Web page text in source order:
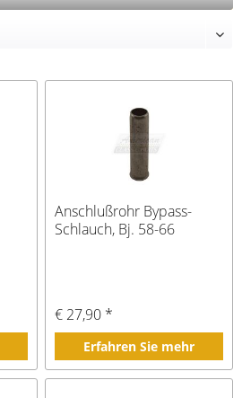
Anschlußrohr Bypass-
Schlauch, Bj. 58-66
€ 27,90 *
Erfahren Sie mehr